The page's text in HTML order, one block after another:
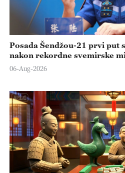
Posada Šendžou-21 prvi put
nakon rekordne svemirske
06-Aug-2026